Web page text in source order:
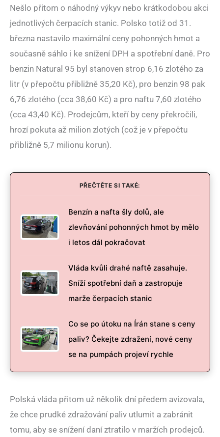
Nešlo přitom o náhodný výkyv nebo krátkodobou akci
jednotlivých čerpacích stanic. Polsko totiž od 31.
března nastavilo maximální ceny pohonných hmot a
současně sáhlo i ke snížení DPH a spotřební daně. Pro
benzin Natural 95 byl stanoven strop 6,16 zlotého za
litr (v přepočtu přibližně 35,20 Kč), pro benzin 98 pak
6,76 zlotého (cca 38,60 Kč) a pro naftu 7,60 zlotého
(cca 43,40 Kč). Prodejcům, kteří by ceny překročili,
hrozí pokuta až milion zlotých (což je v přepočtu
přibližně 5,7 milionu korun).
PŘEČTĚTE SI TAKÉ:
Benzín a nafta šly dolů, ale
zlevňování pohonných hmot by mělo
i letos dál pokračovat
Vláda kvůli drahé naftě zasahuje.
Sníží spotřební daň a zastropuje
marže čerpacích stanic
Co se po útoku na Írán stane s ceny
paliv? Čekejte zdražení, nové ceny
se na pumpách projeví rychle
Polská vláda přitom už několik dní předem avizovala,
že chce prudké zdražování paliv utlumit a zabránit
tomu, aby se snížení daní ztratilo v maržích prodejců.